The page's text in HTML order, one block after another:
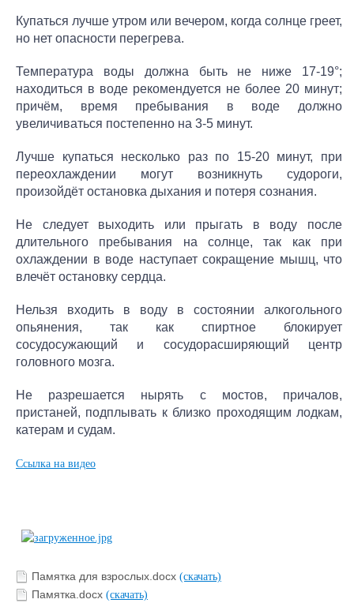
Купаться лучше утром или вечером, когда солнце греет,
но нет опасности перегрева.
Температура воды должна быть не ниже 17-19°;
находиться в воде рекомендуется не более 20 минут;
причём, время пребывания в воде должно
увеличиваться постепенно на 3-5 минут.
Лучше купаться несколько раз по 15-20 минут, при
переохлаждении могут возникнуть судороги,
произойдёт остановка дыхания и потеря сознания.
Не следует выходить или прыгать в воду после
длительного пребывания на солнце, так как при
охлаждении в воде наступает сокращение мышц, что
влечёт остановку сердца.
Нельзя входить в воду в состоянии алкогольного
опьянения, так как спиртное блокирует
сосудосужающий и сосудорасширяющий центр
головного мозга.
Не разрешается нырять с мостов, причалов,
пристаней, подплывать к близко проходящим лодкам,
катерам и судам.
Ccылка на видео
Памятка для взрослых.docx (скачать)
Памятка.docx (скачать)